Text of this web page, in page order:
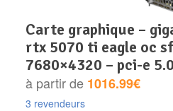
carte graphique – gigabyte – geforce
rtx 5070 ti eagle oc
7680×4320 – pci-e 5.0
à partir de 1016.99€
3 revendeurs